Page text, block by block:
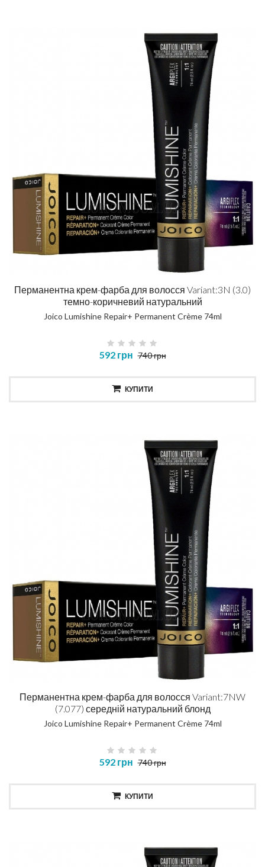
Перманентна крем-фарба для волосся Variant:3N (3.0)
темно-коричневий натуральний
Joico Lumishine Repair+ Permanent Crème 74ml
592 грн 740 грн
КУПИТИ
Перманентна крем-фарба для волосся Variant:7NW
(7.077) середній натуральний блонд
Joico Lumishine Repair+ Permanent Crème 74ml
592 грн 740 грн
КУПИТИ